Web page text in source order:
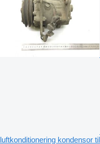
luftkonditionering kondensor